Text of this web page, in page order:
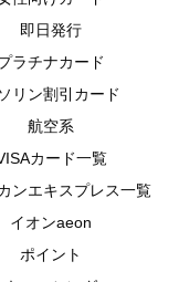
即日発行
ラチナカード
リン割引カード
航空系
カード一覧
ンエキスプレス一覧
イオンaeon
ポイント